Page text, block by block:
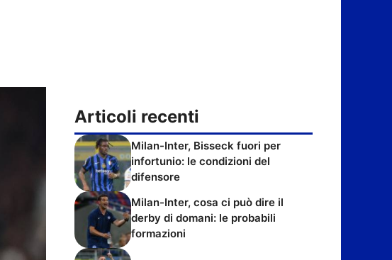
Articoli recenti
Milan-Inter, Bisseck fuori per
infortunio: le condizioni del
difensore
Milan-Inter, cosa ci può dire il
derby di domani: le probabili
formazioni